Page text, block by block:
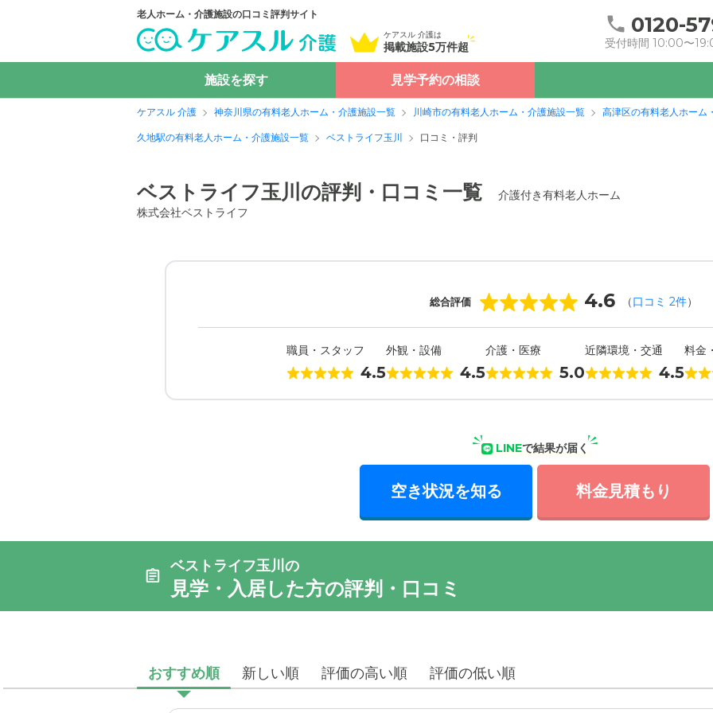
老人ホーム・介護施設の口コミ評判サイト
ケアスル 介護は
掲載施設5万件超
0120-
受付時間 10:00〜
施設を探す 見学予約の相談
ケアスル 介護 神奈川県の有料老人ホーム・介護施設一覧 川崎市の有料老人ホーム・介護施設一覧 高津区の有料老人ホーム
久地駅の有料老人ホーム・介護施設一覧 ベストライフ玉川 口コミ・評判
ベストライフ玉川の評判・口コミ一覧
介護付き有料老人ホーム
株式会社ベストライフ
総合評価 4.6 （口コミ 2件）
職員・スタッフ
4.5
外観・設備
4.5
介護・医療
5.0
近隣環境・交通
4.5
料金
LINEで結果が届く
空き状況を知る 料金見積もり
ベストライフ玉川の
見学・入居した方の評判・口コミ
おすすめ順 新しい順 評価の高い順 評価の低い順